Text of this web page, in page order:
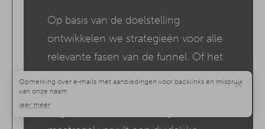
Op basis van de doelstelling
ontwikkelen we strategieën voor alle
relevante fasen van de funnel. Of het
nu gaat om SEO, performance-
marketing, content, landingspagina’s
of gerichte herbenadering: elke
×